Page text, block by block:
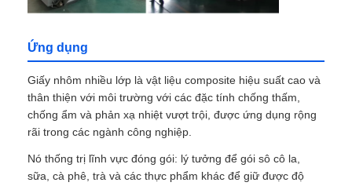
Tin tức
Các trường hợp
Yêu cầu báo giá
Ứng dụng
Giấy nhôm nhiều lớp là vật liệu composite hiệu suất cao và
thân thiện với môi trường với các đặc tính chống thấm,
chống ẩm và phản xạ nhiệt vượt trội, được ứng dụng rộng
rãi trong các ngành công nghiệp.
Nó thống trị lĩnh vực đóng gói: lý tưởng để gói sô cô la,
sữa, cà phê, trà và các thực phẩm khác để giữ được độ